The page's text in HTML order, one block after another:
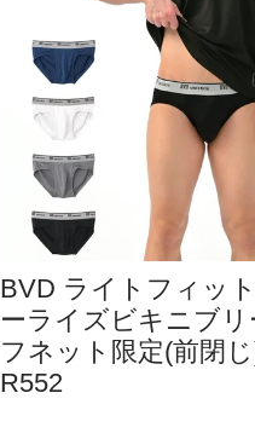
BVD ライトフィッ
ーライズビキニブリ
フネット限定(前閉
R552